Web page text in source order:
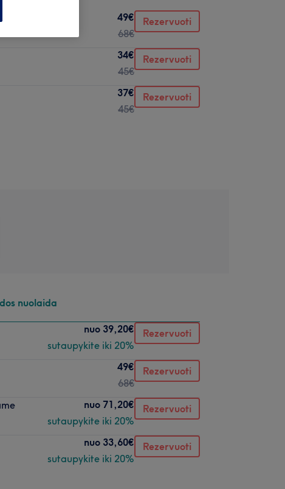
49€
68€
Rezervuoti
34€
45€
Rezervuoti
37€
45€
Rezervuoti
nuolaida
nuo 39,20€
sutaupykite iki 20%
Rezervuoti
49€
68€
Rezervuoti
nuo 71,20€
sutaupykite iki 20%
Rezervuoti
nuo 33,60€
sutaupykite iki 20%
Rezervuoti